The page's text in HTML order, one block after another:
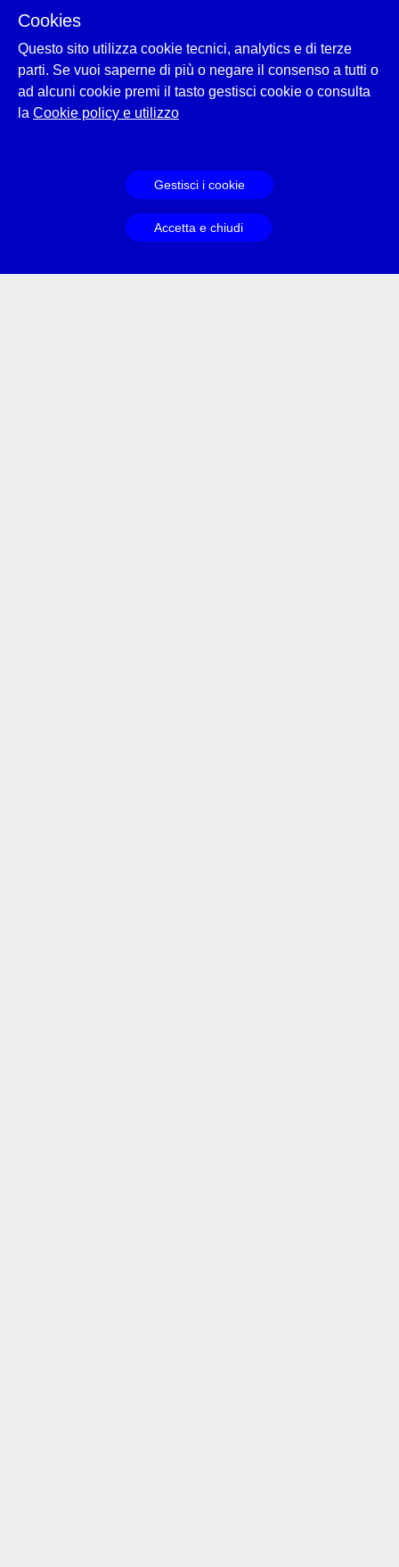
gravida hendrerit.
turpis egestas.
A cras semper auctor
neque vitae tempus quam pellentesque
nec.
Il testo da cui è stata tratta la citazione
Cookies
Questo sito utilizza cookie tecnici, analytics e di terze
parti. Se vuoi saperne di più o negare il consenso a tutti o
ad alcuni cookie premi il tasto gestisci cookie o consulta
la Cookie policy e utilizzo
Gestisci i cookie
Accetta e chiudi